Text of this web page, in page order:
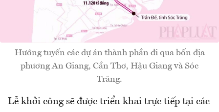
Hướng tuyến các dự án thành phần đi qua bốn địa
phương An Giang, Cần Thơ, Hậu Giang và Sóc
Trăng.
Lễ khởi công sẽ được triển khai trực tiếp tại các